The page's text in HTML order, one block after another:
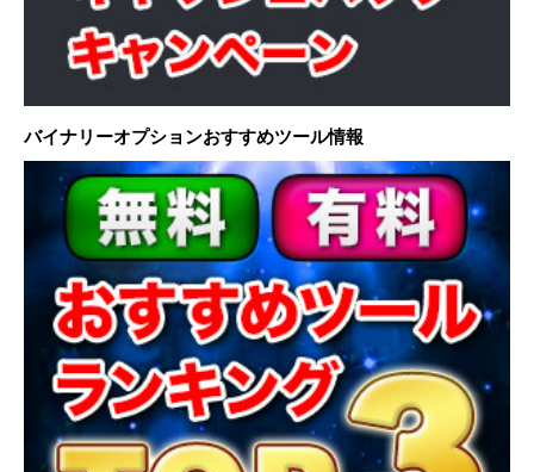
バイナリーオプションおすすめツール情報